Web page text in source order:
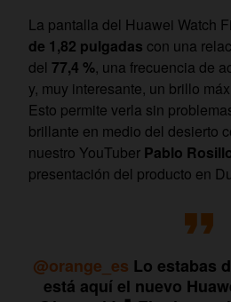
La pantalla del Huawei Watch
de 1,82 pulgadas con una
del 77,4 %, una frecuencia de
y, muy interesante, un brillo
Esto permite verla sin
brillante en medio del desierto
nuestro YouTuber Pablo
presentación del producto en
@orange_es Lo estabas
está aquí el nuevo